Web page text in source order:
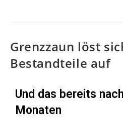
Grenzzaun löst
Bestandteile auf
Und das bereits
Monaten